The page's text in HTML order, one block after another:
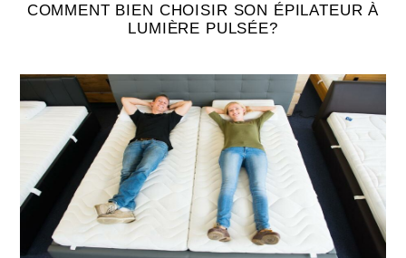
COMMENT BIEN CHOISIR SON ÉPILATEUR À
LUMIÈRE PULSÉE?